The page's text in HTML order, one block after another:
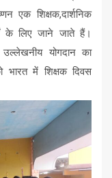
एक शिक्षक,दार्शनिक
के लिए जाने जाते हैं।
योगदान का
में शिक्षक दिवस